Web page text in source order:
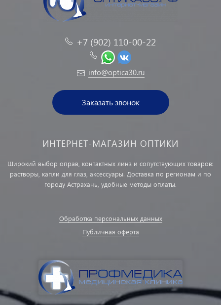
+7 (902) 110-00-22
info@optica30.ru
Заказать звонок
ИНТЕРНЕТ-МАГАЗИН ОПТИКИ
Широкий выбор оправ, контактных линз и сопутствующих товаров:
растворы, капли для глаз, аксессуары. Доставка по регионам и по
городу Астрахань, удобные методы оплаты.
Обработка персональных данных
Публичная оферта